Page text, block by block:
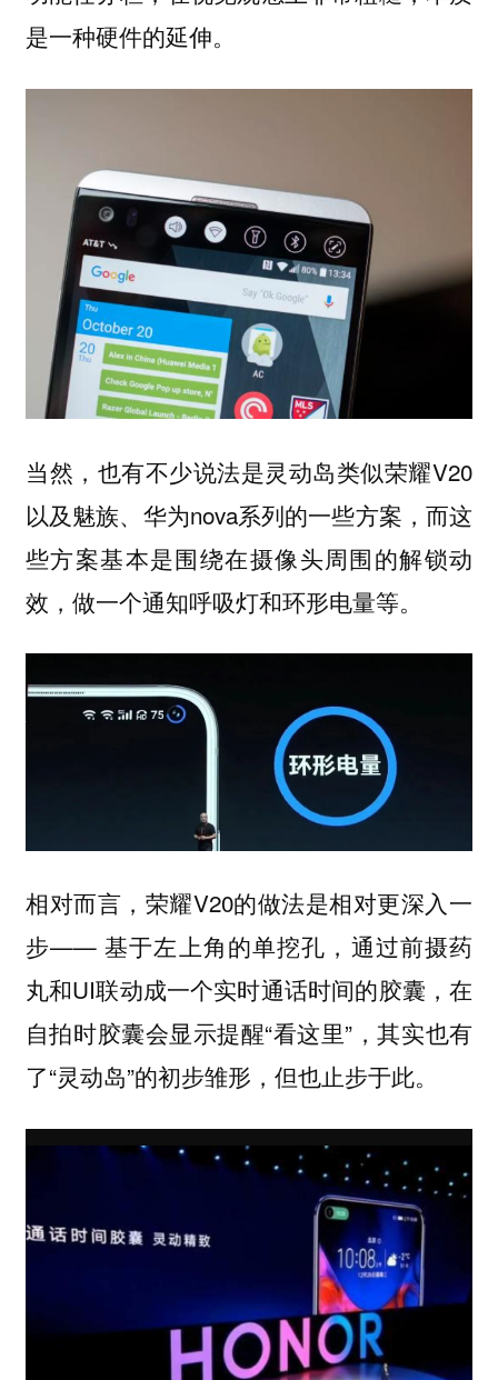
是一种硬件的延伸。
当然，也有不少说法是灵动岛类似荣耀V20
以及魅族、华为nova系列的一些方案，而这
些方案基本是围绕在摄像头周围的解锁动
效，做一个通知呼吸灯和环形电量等。
相对而言，荣耀V20的做法是相对更深入一
步—— 基于左上角的单挖孔，通过前摄药
丸和UI联动成一个实时通话时间的胶囊，在
自拍时胶囊会显示提醒“看这里”，其实也有
了“灵动岛”的初步雏形，但也止步于此。